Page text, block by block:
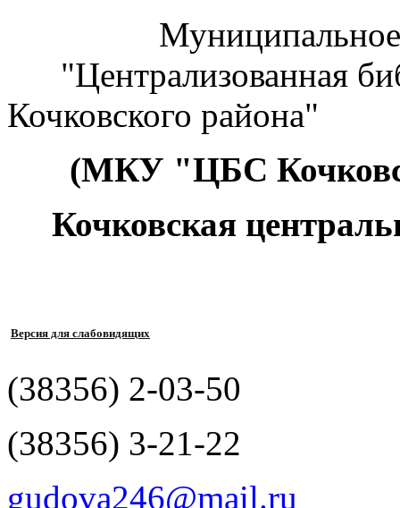
Муниципальное
"Централизованная
Кочковского района"
(МКУ "ЦБС
Кочковская
Версия для слабовидящих
(38356) 2-03-50
(38356) 3-21-22
gudova246@mail.ru